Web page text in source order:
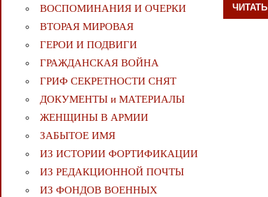
ЧИТАТЬ
ВОСПОМИНАНИЯ И ОЧЕРКИ
ВТОРАЯ МИРОВАЯ
ГЕРОИ И ПОДВИГИ
ГРАЖДАНСКАЯ ВОЙНА
ГРИФ СЕКРЕТНОСТИ СНЯТ
ДОКУМЕНТЫ и МАТЕРИАЛЫ
ЖЕНЩИНЫ В АРМИИ
ЗАБЫТОЕ ИМЯ
ИЗ ИСТОРИИ ФОРТИФИКАЦИИ
ИЗ РЕДАКЦИОННОЙ ПОЧТЫ
ИЗ ФОНДОВ ВОЕННЫХ